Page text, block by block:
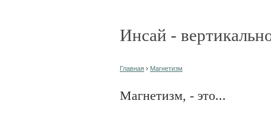
Инсай -
Главная › Магнетизм
Магнетизм, - это...